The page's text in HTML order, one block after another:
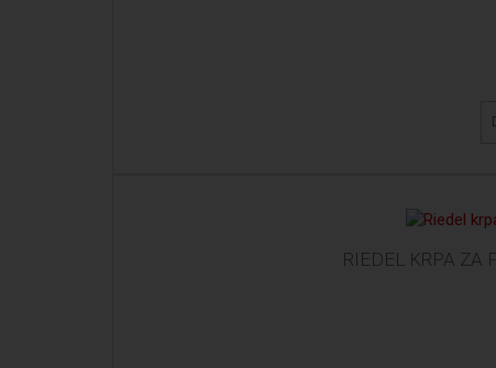
RIEDEL KRPA ZA